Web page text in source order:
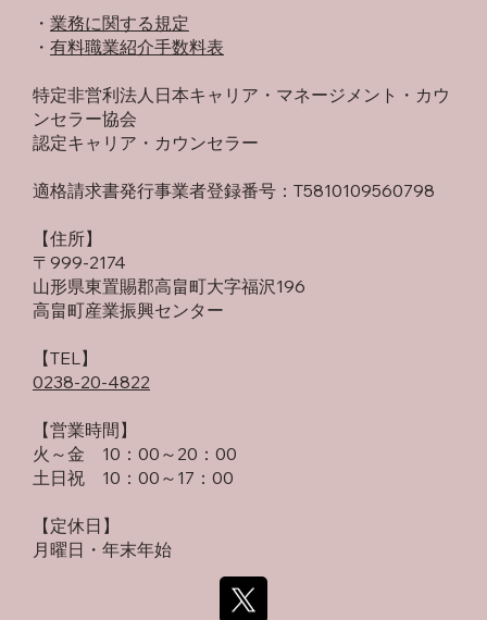
・​ 業務に関する規定
​・ 有料職業紹介手数料表
特定非営利法人日本キャリア・マネージメント・カウ
ンセラー協会
認定キャリア・カウンセラー
適格請求書発行事業者登録番号：T5810109560798
【住所】
〒999-2174
山形県東置賜郡高畠町大字福沢196
高畠町産業振興センター
​【TEL】
0238-20-4822
【営業時間】
火～金 10：00～20：00
土日祝 10：00～17：00
【定休日】
月曜日・年末年始